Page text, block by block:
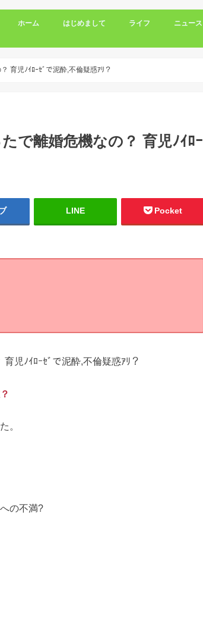
ホーム はじめまして ライフ ニュース
育児ﾉｲﾛｰｾﾞで泥酔,不倫疑惑ｱﾘ？
で離婚危機なの？ 育児ﾉｲﾛｰ
LINE Pocket
児ﾉｲﾛｰｾﾞで泥酔,不倫疑惑ｱﾘ？
。
の不満?